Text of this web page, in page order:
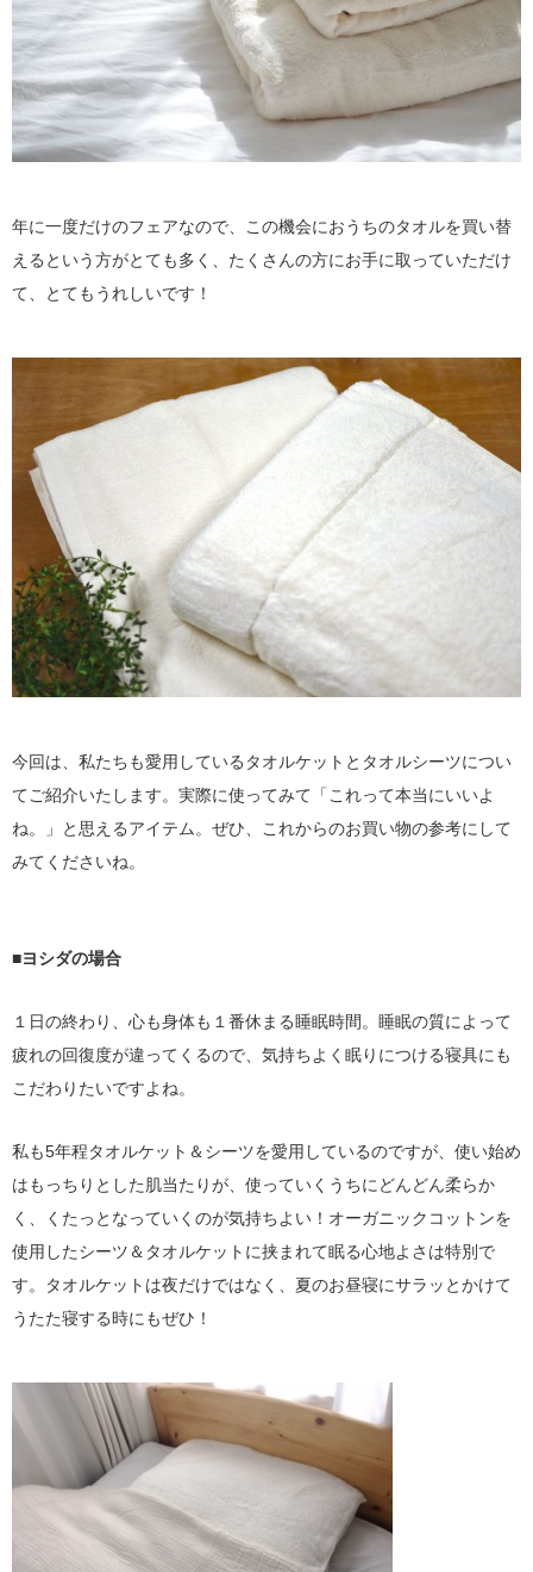
年に一度だけのフェアなので、この機会におうちのタオルを買い替
えるという方がとても多く、たくさんの方にお手に取っていただけ
て、とてもうれしいです！
今回は、私たちも愛用しているタオルケットとタオルシーツについ
てご紹介いたします。実際に使ってみて「これって本当にいいよ
ね。」と思えるアイテム。ぜひ、これからのお買い物の参考にして
みてくださいね。
■ヨシダの場合
１日の終わり、心も身体も１番休まる睡眠時間。睡眠の質によって
疲れの回復度が違ってくるので、気持ちよく眠りにつける寝具にも
こだわりたいですよね。
私も5年程タオルケット＆シーツを愛用しているのですが、使い始め
はもっちりとした肌当たりが、使っていくうちにどんどん柔らか
く、くたっとなっていくのが気持ちよい！オーガニックコットンを
使用したシーツ＆タオルケットに挟まれて眠る心地よさは特別で
す。タオルケットは夜だけではなく、夏のお昼寝にサラッとかけて
うたた寝する時にもぜひ！